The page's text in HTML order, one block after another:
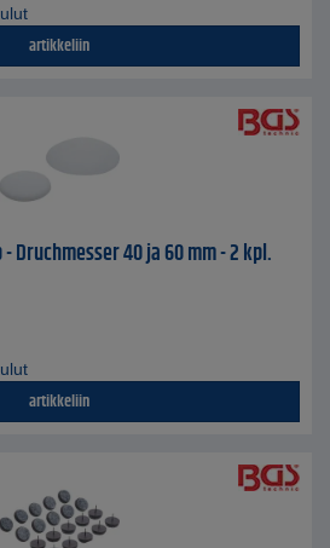
artikkeliin
Druchmesser 40 ja 60 mm - 2 kpl.
artikkeliin